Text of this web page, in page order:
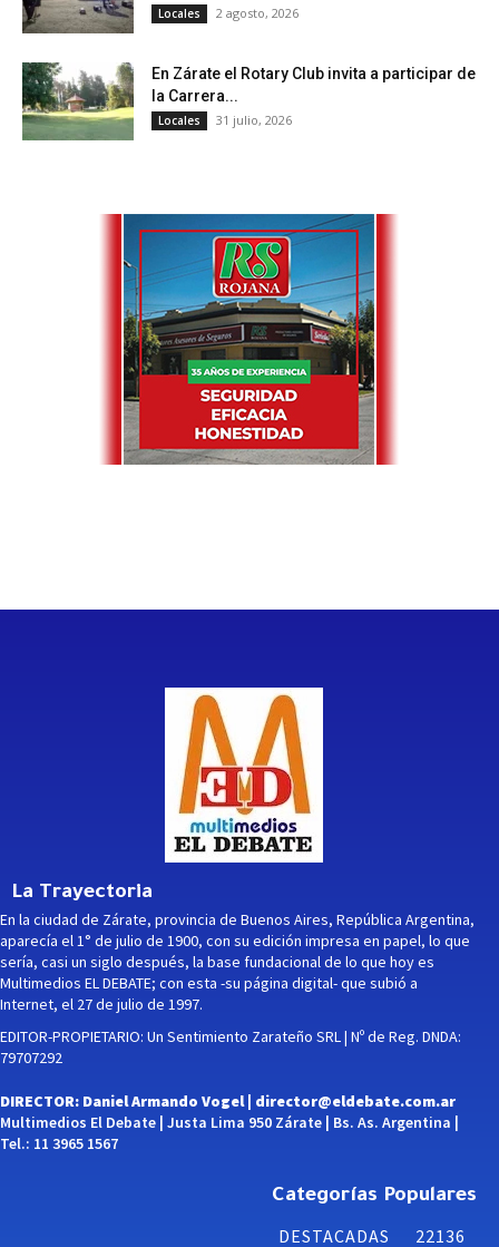
Locales 2 agosto, 2026
En Zárate el Rotary Club invita a participar de
la Carrera...
Locales 31 julio, 2026
La Trayectoria
En la ciudad de Zárate, provincia de Buenos Aires, República Argentina,
aparecía el 1° de julio de 1900, con su edición impresa en papel, lo que
sería, casi un siglo después, la base fundacional de lo que hoy es
Multimedios EL DEBATE; con esta -su página digital- que subió a
Internet, el 27 de julio de 1997.
EDITOR-PROPIETARIO: Un Sentimiento Zarateño SRL | Nº de Reg. DNDA:
79707292
DIRECTOR: Daniel Armando Vogel | director@eldebate.com.ar
Multimedios El Debate | Justa Lima 950 Zárate | Bs. As. Argentina |
Tel.: 11 3965 1567
Categorías Populares
DESTACADAS
22136